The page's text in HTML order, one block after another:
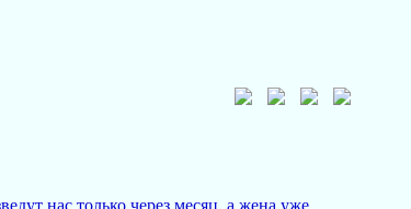
нас только через месяц, а жена уже